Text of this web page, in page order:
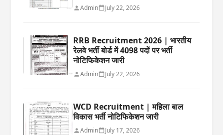
Admin July 22, 2026
RRB Recruitment 2026 | भारतीय
रेलवे भर्ती बोर्ड में 4098 पदों पर भर्ती
नोटिफिकेशन जारी
Admin July 22, 2026
WCD Recruitment | महिला बाल
विकास भर्ती नोटिफिकेशन जारी
Admin July 17, 2026